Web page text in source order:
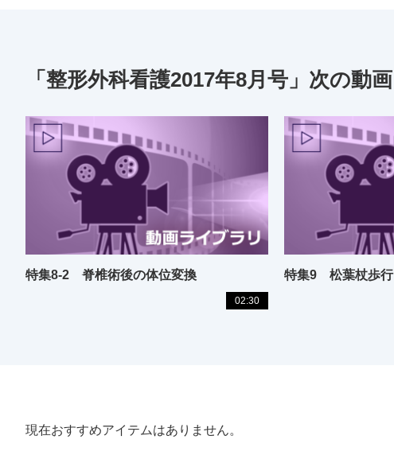
「整形外科看護2017年8月号」次の動画
特集8-2 脊椎術後の体位変換
02:30
特集9 松葉杖歩行
現在おすすめアイテムはありません。